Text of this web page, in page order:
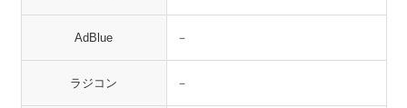
AdBlue －
ラジコン －